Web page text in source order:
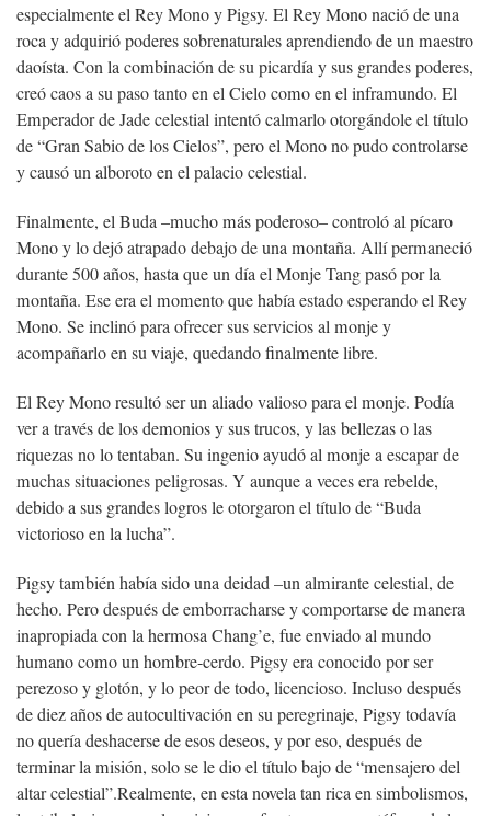
especialmente el Rey Mono y Pigsy. El Rey Mono nació de una
roca y adquirió poderes sobrenaturales aprendiendo de un maestro
daoísta. Con la combinación de su picardía y sus grandes poderes,
creó caos a su paso tanto en el Cielo como en el inframundo. El
Emperador de Jade celestial intentó calmarlo otorgándole el título
de “Gran Sabio de los Cielos”, pero el Mono no pudo controlarse
y causó un alboroto en el palacio celestial.
Finalmente, el Buda –mucho más poderoso– controló al pícaro
Mono y lo dejó atrapado debajo de una montaña. Allí permaneció
durante 500 años, hasta que un día el Monje Tang pasó por la
montaña. Ese era el momento que había estado esperando el Rey
Mono. Se inclinó para ofrecer sus servicios al monje y
acompañarlo en su viaje, quedando finalmente libre.
El Rey Mono resultó ser un aliado valioso para el monje. Podía
ver a través de los demonios y sus trucos, y las bellezas o las
riquezas no lo tentaban. Su ingenio ayudó al monje a escapar de
muchas situaciones peligrosas. Y aunque a veces era rebelde,
debido a sus grandes logros le otorgaron el título de “Buda
victorioso en la lucha”.
Pigsy también había sido una deidad –un almirante celestial, de
hecho. Pero después de emborracharse y comportarse de manera
inapropiada con la hermosa Chang’e, fue enviado al mundo
humano como un hombre-cerdo. Pigsy era conocido por ser
perezoso y glotón, y lo peor de todo, licencioso. Incluso después
de diez años de autocultivación en su peregrinaje, Pigsy todavía
no quería deshacerse de esos deseos, y por eso, después de
terminar la misión, solo se le dio el título bajo de “mensajero del
altar celestial”.Realmente, en esta novela tan rica en simbolismos,